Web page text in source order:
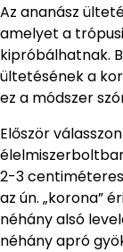
Az ananász
amelyet a
kipróbálhatnak.
ültetésének a
ez a módszer
Először
2-3
az ún. „korona”
néhány alsó
néhány apró